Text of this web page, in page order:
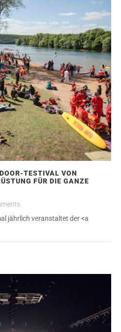
TESTIVAL VON
FÜR DIE GANZE
jährlich veranstaltet der <a